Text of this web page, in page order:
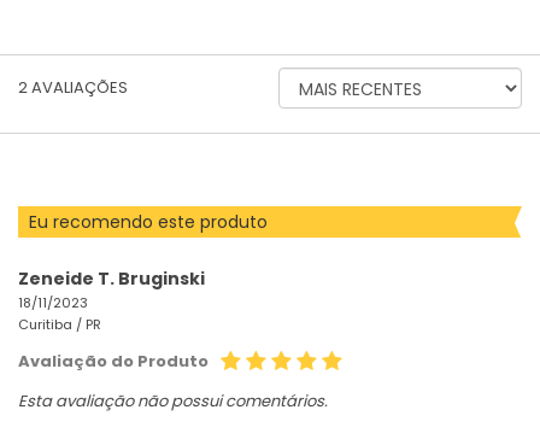
2AVALIAÇÕES
ORDENAR
AVALIAÇÕES
Eu recomendo este produto
Zeneide T. Bruginski
18/11/2023
Curitiba / PR
Avaliação do Produto
Esta avaliação não possui comentários.